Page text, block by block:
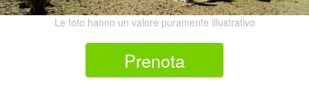
Le foto hanno un valore puramente illustrativo
Prenota